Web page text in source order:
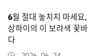
6월 절대 놓치지 마세요,
상하이의 이 보라색 꽃바
다